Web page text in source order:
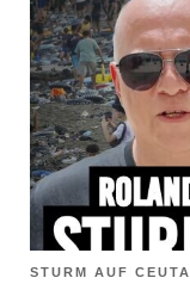
STURM AUF CEUTA